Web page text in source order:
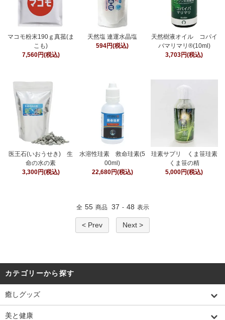
マコモ粉末190ｇ真菰(ま
こも)
7,560円(税込)
天然塩 連運水晶塩
594円(税込)
天然樹液オイル コパイ
バマリマリ®(10ml)
3,703円(税込)
医王石(いおうせき) 生
命の水の素
3,300円(税込)
水溶性珪素 救命珪素(5
00ml)
22,680円(税込)
珪素サプリ くま笹珪素
くま笹の精
5,000円(税込)
全 55 商品 37 - 48 表示
< Prev Next >
カテゴリーから探す
癒しグッズ
美と健康